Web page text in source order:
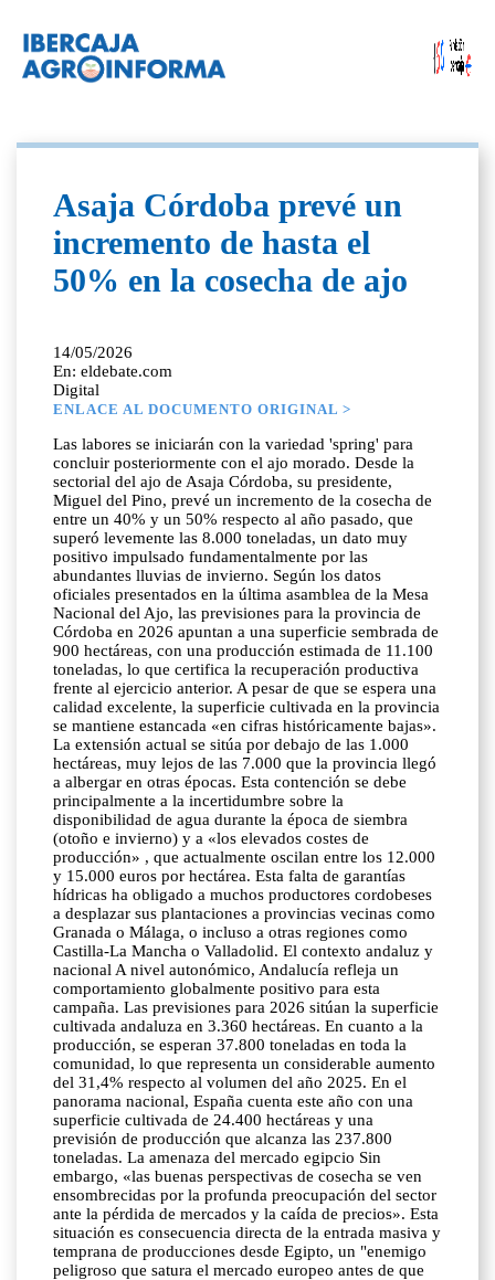
Asaja Córdoba prevé un
incremento de hasta el
50% en la cosecha de ajo
14/05/2026
En: eldebate.com
Digital
ENLACE AL DOCUMENTO ORIGINAL >
Las labores se iniciarán con la variedad 'spring' para
concluir posteriormente con el ajo morado. Desde la
sectorial del ajo de Asaja Córdoba, su presidente,
Miguel del Pino, prevé un incremento de la cosecha de
entre un 40% y un 50% respecto al año pasado, que
superó levemente las 8.000 toneladas, un dato muy
positivo impulsado fundamentalmente por las
abundantes lluvias de invierno. Según los datos
oficiales presentados en la última asamblea de la Mesa
Nacional del Ajo, las previsiones para la provincia de
Córdoba en 2026 apuntan a una superficie sembrada de
900 hectáreas, con una producción estimada de 11.100
toneladas, lo que certifica la recuperación productiva
frente al ejercicio anterior. A pesar de que se espera una
calidad excelente, la superficie cultivada en la provincia
se mantiene estancada «en cifras históricamente bajas».
La extensión actual se sitúa por debajo de las 1.000
hectáreas, muy lejos de las 7.000 que la provincia llegó
a albergar en otras épocas. Esta contención se debe
principalmente a la incertidumbre sobre la
disponibilidad de agua durante la época de siembra
(otoño e invierno) y a «los elevados costes de
producción» , que actualmente oscilan entre los 12.000
y 15.000 euros por hectárea. Esta falta de garantías
hídricas ha obligado a muchos productores cordobeses
a desplazar sus plantaciones a provincias vecinas como
Granada o Málaga, o incluso a otras regiones como
Castilla-La Mancha o Valladolid. El contexto andaluz y
nacional A nivel autonómico, Andalucía refleja un
comportamiento globalmente positivo para esta
campaña. Las previsiones para 2026 sitúan la superficie
cultivada andaluza en 3.360 hectáreas. En cuanto a la
producción, se esperan 37.800 toneladas en toda la
comunidad, lo que representa un considerable aumento
del 31,4% respecto al volumen del año 2025. En el
panorama nacional, España cuenta este año con una
superficie cultivada de 24.400 hectáreas y una
previsión de producción que alcanza las 237.800
toneladas. La amenaza del mercado egipcio Sin
embargo, «las buenas perspectivas de cosecha se ven
ensombrecidas por la profunda preocupación del sector
ante la pérdida de mercados y la caída de precios». Esta
situación es consecuencia directa de la entrada masiva y
temprana de producciones desde Egipto, un "enemigo
peligroso que satura el mercado europeo antes de que